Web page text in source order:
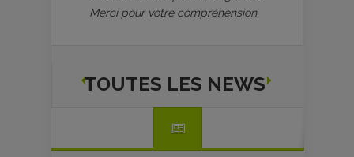
Merci pour votre compréhension.
TOUTES LES NEWS